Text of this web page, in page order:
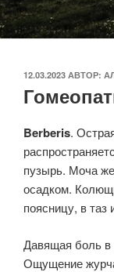
ОПУБЛИКОВАНО
12.03.2023 АВТОР:
Berberis.
пузырь. Моча
осадком.
поясницу, в таз
Давящая боль в
Ощущение